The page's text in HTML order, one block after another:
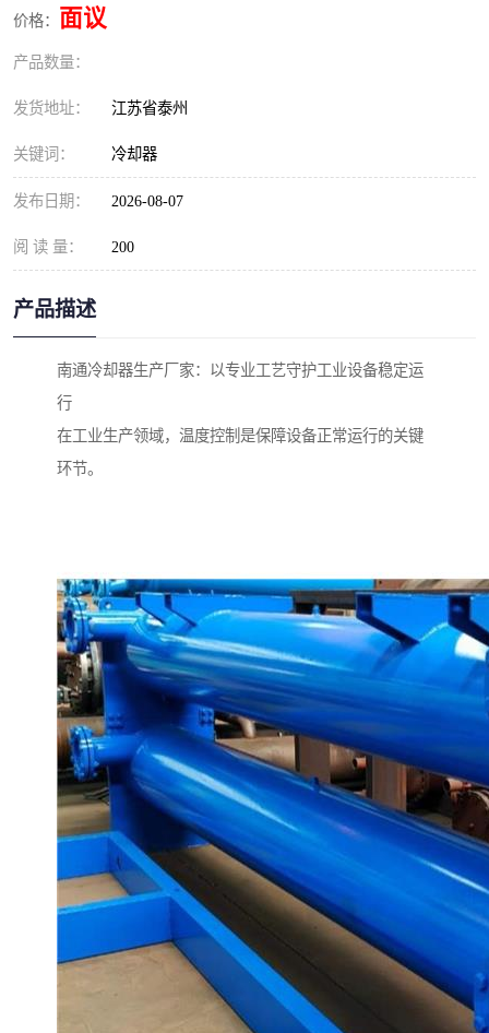
价格： 面议
产品数量：
发货地址： 江苏省泰州
关键词： 冷却器
发布日期： 2026-08-07
阅 读 量： 200
产品描述
南通冷却器生产厂家：以专业工艺守护工业设备稳定运
行
在工业生产领域，温度控制是保障设备正常运行的关键
环节。